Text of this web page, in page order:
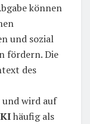
können
und sozial
fördern. Die
des
und wird auf
häufig als